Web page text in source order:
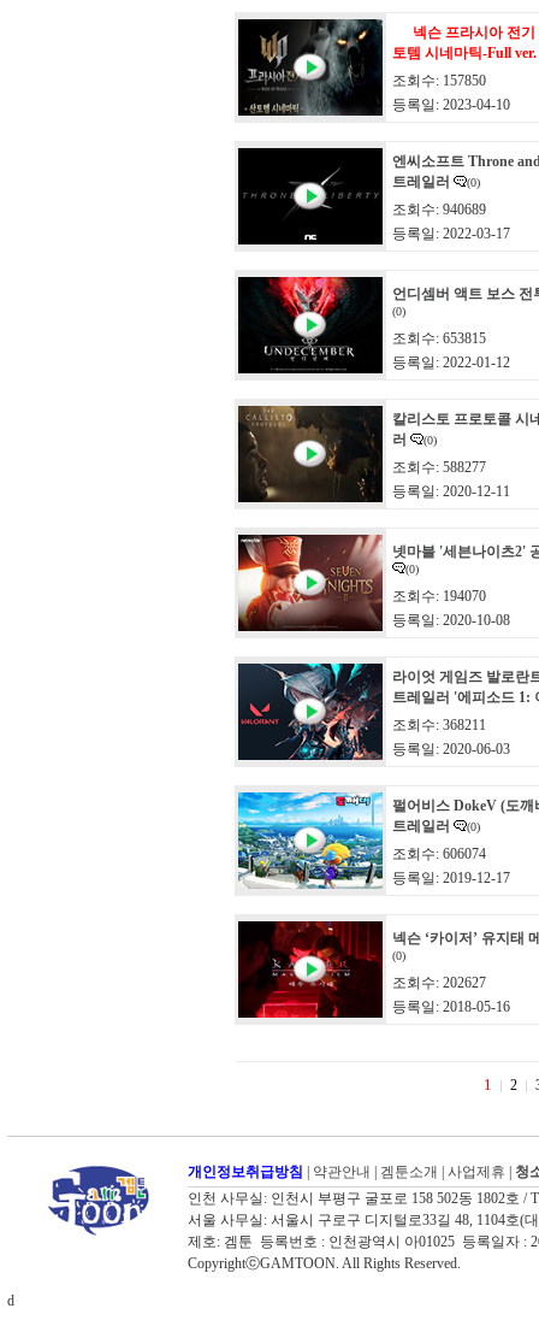
넥슨 프라시아 전
토템 시네마틱-Full ver.
조회수: 157850
등록일: 2023-04-10
엔씨소프트 Throne
트레일러
(0)
조회수: 940689
등록일: 2022-03-17
언디셈버 액트 보스 전
(0)
조회수: 653815
등록일: 2022-01-12
칼리스토 프로토콜 시
러
(0)
조회수: 588277
등록일: 2020-12-11
넷마블 '세븐나이츠2'
(0)
조회수: 194070
등록일: 2020-10-08
라이엇 게임즈 발로란
트레일러 '에피소드 1:
조회수: 368211
등록일: 2020-06-03
펄어비스 DokeV (도깨
트레일러
(0)
조회수: 606074
등록일: 2019-12-17
넥슨 ‘카이저’ 유지태
(0)
조회수: 202627
등록일: 2018-05-16
1 2
개인정보취급방침 약관안내 겜툰소개 사업제휴
청
인천 사무실: 인천시 부평구 굴포로 158 502동 1802호 /
서울 사무실: 서울시 구로구 디지털로33길 48, 1104호(
제호: 겜툰 등록번호 : 인천광역시 아01025 등록일자 :
CopyrightⓒGAMTOON. All Rights Reserved.
d